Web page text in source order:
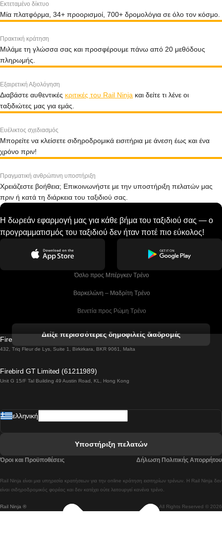
Εκτεταμένο δίκτυο
Μία πλατφόρμα, 34+ προορισμοί, 700+ δρομολόγια σε όλο τον κόσμο.
Πρακτική κράτηση
Μιλάμε τη γλώσσα σας και προσφέρουμε πάνω από 20 μεθόδους
πληρωμής.
Εξαιρετική Αξιολόγηση
Διαβάστε αυθεντικές κριτικές του Rail Ninja και δείτε τι λένε οι
ταξιδιώτες μας για εμάς.
Ευέλικτος σχεδιασμός
Μπορείτε να κλείσετε σιδηροδρομικά εισιτήρια με άνεση έως και ένα
χρόνο πριν!
Πραγματική ανθρώπινη υποστήριξη
Χρειάζεστε βοήθεια; Επικοινωνήστε με την υποστήριξη πελατών μας
πριν ή κατά τη διάρκεια του ταξιδιού σας.
Η δωρεάν εφαρμογή μας για κάθε βήμα του ταξιδιού σας — ο
προγραμματισμός του ταξιδιού δεν ήταν ποτέ πιο εύκολος!
Όσλο προς Μπέργκεν Tρένο
Βαρκελώνη – Μαδρίτη Tρένο
Βενετία προς Ρώμη Τρένο
Βιέννη προς Σάλτσμπουργκ Τρένα
Βουδαπέστη προς Πράγα Tρένο
Λισαβόνα προς Λάγος Tρένο
Λισαβόνα προς Μαδρίτη Τρένα
Δείξε περισσότερες δημοφιλείς διαδρομές
Firebird GT Limited (OC 1451)
432, Triq Fleur de Lys, Suite 1, Birkirkara, BKR 9061, Malta
Firebird GT Limited (61211989)
Unit G 15/F Tal Building 49 Austin Road, KL, Hong Kong
Rail Ninja ® All Rights Reserved © 2026
Rail Ninja είναι μια υπηρεσία κρατήσεων για την online κράτηση εισιτηρίων τρένων. Η Rail Ninja δεν
είναι σιδηροδρομικός φορέας και δεν κατέχει ούτε λειτουργεί κανένα τρένο.
ελληνική
Υποστήριξη πελατών
Όροι και Προϋποθέσεις Δήλωση Πολιτικής Απορρήτου